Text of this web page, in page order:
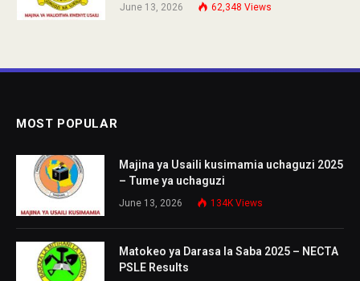
June 13, 2026 62,348 Views
MOST POPULAR
Majina ya Usaili kusimamia uchaguzi 2025
– Tume ya uchaguzi
June 13, 2026 134K Views
Matokeo ya Darasa la Saba 2025 – NECTA
PSLE Results